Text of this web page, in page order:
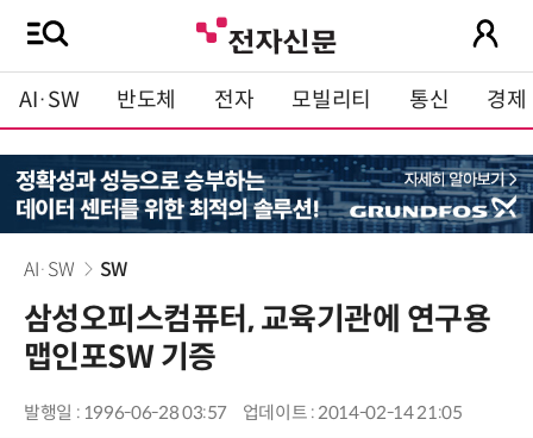
AI·SW 반도체 전자 모빌리티 통신 경제
AI·SW SW
삼성오피스컴퓨터, 교육기관에 연구용
맵인포SW 기증
발행일 : 1996-06-28 03:57 업데이트 : 2014-02-14 21:05